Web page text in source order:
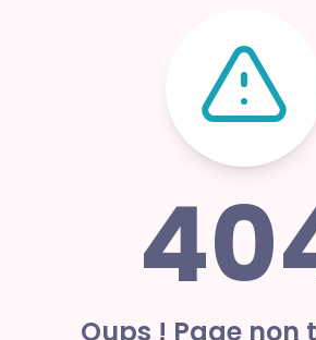
Oups ! Page non